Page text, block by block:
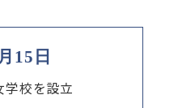
15日
校を設立